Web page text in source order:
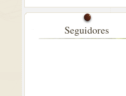
Seguidores